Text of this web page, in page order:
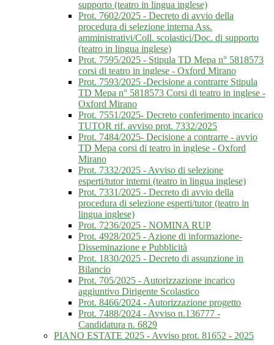
supporto (teatro in lingua inglese)
Prot. 7602/2025 - Decreto di avvio della
procedura di selezione interna Ass.
amministrativi/Coll. scolastici/Doc. di supporto
(teatro in lingua inglese)
Prot. 7595/2025 - Stipula TD Mepa n° 5818573
corsi di teatro in inglese - Oxford Mirano
Prot. 7593/2025 -Decisione a contrarre Stipula
TD Mepa n° 5818573 Corsi di teatro in inglese -
Oxford Mirano
Prot. 7551/2025- Decreto conferimento incarico
TUTOR rif. avviso prot. 7332/2025
Prot. 7484/2025- Decisione a contrarre - avvio
TD Mepa corsi di teatro in inglese - Oxford
Mirano
Prot. 7332/2025 - Avviso di selezione
esperti/tutor interni (teatro in lingua inglese)
Prot. 7331/2025 - Decreto di avvio della
procedura di selezione esperti/tutor (teatro in
lingua inglese)
Prot. 7236/2025 - NOMINA RUP
Prot. 4928/2025 - Azione di informazione-
Disseminazione e Pubblicità
Prot. 1830/2025 - Decreto di assunzione in
Bilancio
Prot. 705/2025 - Autorizzazione incarico
aggiuntivo Dirigente Scolastico
Prot. 8466/2024 - Autorizzazione progetto
Prot. 7488/2024 - Avviso n.136777 -
Candidatura n. 6829
PIANO ESTATE 2025 - Avviso prot. 81652 - 2025